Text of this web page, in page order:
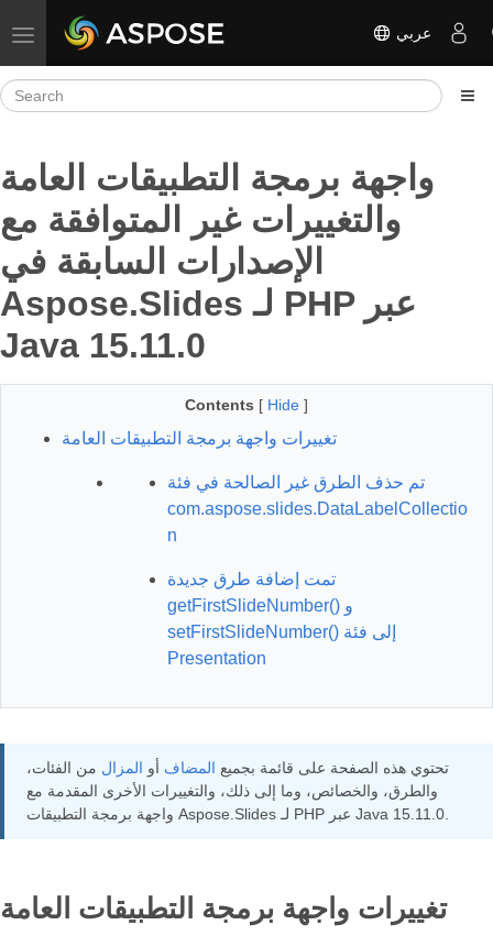
Toggle navigation عربي
واجهة برمجة التطبيقات العامة
والتغييرات غير المتوافقة مع
الإصدارات السابقة في
Aspose.Slides لـ PHP عبر
Java 15.11.0
Contents [ Hide ]
تغييرات واجهة برمجة التطبيقات العامة
تم حذف الطرق غير الصالحة في فئة
com.aspose.slides.DataLabelCollectio
n
تمت إضافة طرق جديدة
getFirstSlideNumber() و
setFirstSlideNumber() إلى فئة
Presentation
تحتوي هذه الصفحة على قائمة بجميع المضاف أو المزال من الفئات،
والطرق، والخصائص، وما إلى ذلك، والتغييرات الأخرى المقدمة مع
واجهة برمجة التطبيقات Aspose.Slides لـ PHP عبر Java 15.11.0.
تغييرات واجهة برمجة التطبيقات العامة